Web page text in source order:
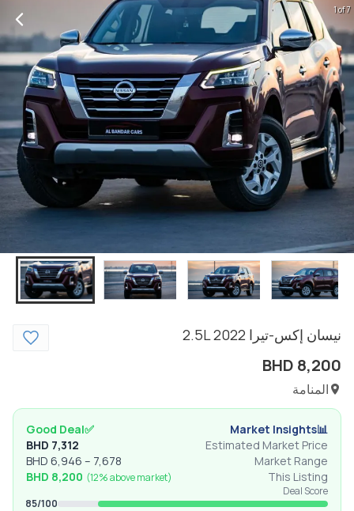
نيسان إكس-تيرا 2.5L2022
BHD 8,200
المنامة
📊
Market Insights
✅
Good Deal
Estimated Market Price
BHD 7,312
Market Range
BHD 6,946 – 7,678
This Listing
BHD 8,200 (12% abovemarket)
Deal Score
85/100
1 of 7